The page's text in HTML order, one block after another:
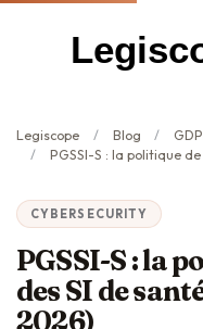
Legiscope Blog
PGSSI-S : la politique de sécurité des
CYBERSECURITY
PGSSI-S : la
des SI de
2026)